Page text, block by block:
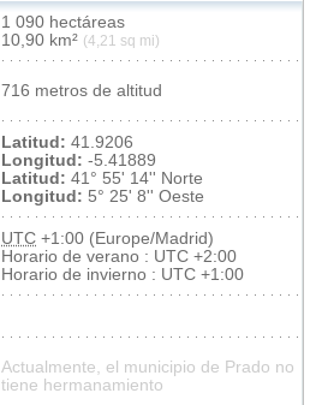
1 090 hectáreas
10,90 km² (4,21 sq mi)
716 metros de altitud
Latitud: 41.9206
Longitud: -5.41889
Latitud: 41° 55' 14'' Norte
Longitud: 5° 25' 8'' Oeste
UTC +1:00 (Europe/Madrid)
Horario de verano : UTC +2:00
Horario de invierno : UTC +1:00
Actualmente, el municipio de Prado no
tiene hermanamiento